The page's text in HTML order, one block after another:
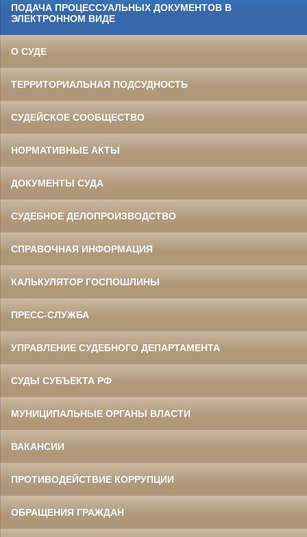
ПОДАЧА ПРОЦЕССУАЛЬНЫХ ДОКУМЕНТОВ В
ЭЛЕКТРОННОМ ВИДЕ
О СУДЕ
ТЕРРИТОРИАЛЬНАЯ ПОДСУДНОСТЬ
СУДЕЙСКОЕ СООБЩЕСТВО
НОРМАТИВНЫЕ АКТЫ
ДОКУМЕНТЫ СУДА
СУДЕБНОЕ ДЕЛОПРОИЗВОДСТВО
СПРАВОЧНАЯ ИНФОРМАЦИЯ
КАЛЬКУЛЯТОР ГОСПОШЛИНЫ
ПРЕСС-СЛУЖБА
УПРАВЛЕНИЕ СУДЕБНОГО ДЕПАРТАМЕНТА
СУДЫ СУБЪЕКТА РФ
МУНИЦИПАЛЬНЫЕ ОРГАНЫ ВЛАСТИ
ВАКАНСИИ
ПРОТИВОДЕЙСТВИЕ КОРРУПЦИИ
ОБРАЩЕНИЯ ГРАЖДАН